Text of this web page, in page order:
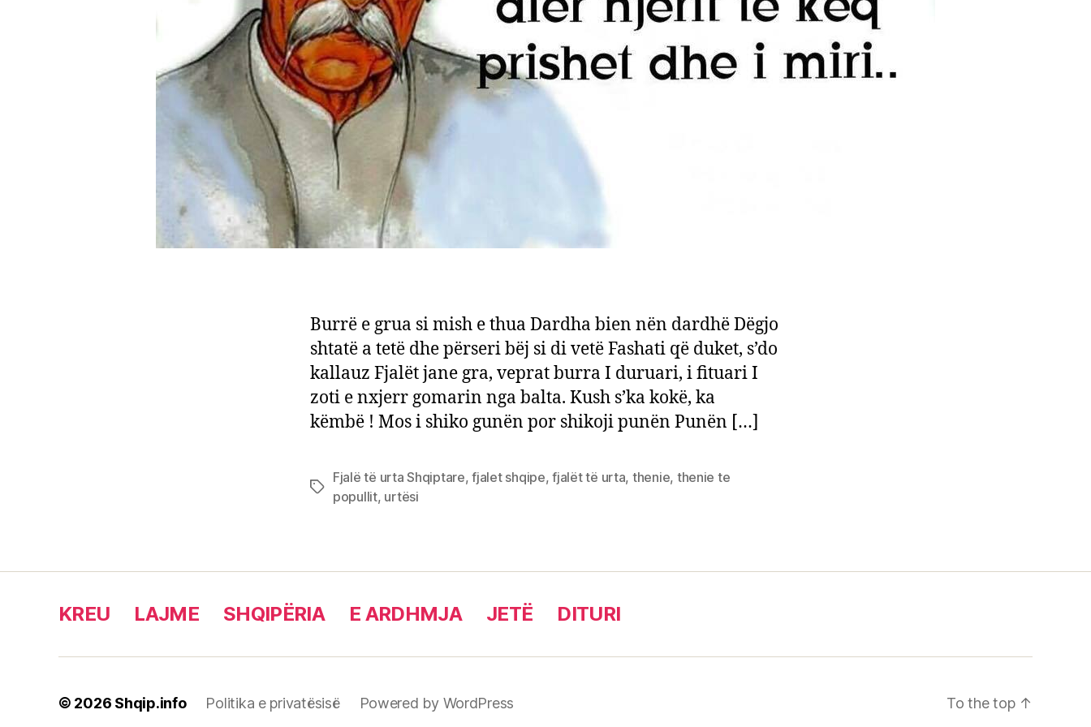
Burrë e grua si mish e thua Dardha bien nën dardhë Dëgjo
shtatë a tetë dhe përseri bëj si di vetë Fashati që duket, s’do
kallauz Fjalët jane gra, veprat burra I duruari, i fituari I
zoti e nxjerr gomarin nga balta. Kush s’ka kokë, ka
këmbë ! Mos i shiko gunën por shikoji punën Punën […]
Tags
Fjalë të urta Shqiptare,fjalet shqipe,fjalët të urta, thenie, thenie te
popullit, urtësi
KREU LAJME SHQIPËRIA E ARDHMJA JETË DITURI
© 2026 Shqip.info Politika e privatësisë Powered by WordPress To the top ↑